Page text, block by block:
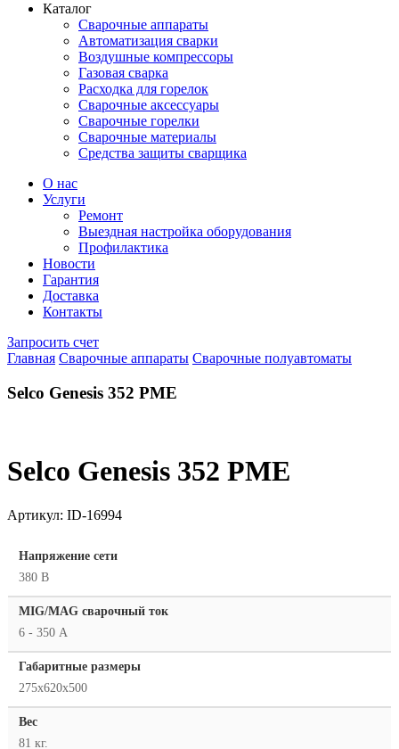
Каталог
Сварочные аппараты
Автоматизация сварки
Воздушные компрессоры
Газовая сварка
Расходка для горелок
Сварочные аксессуары
Сварочные горелки
Сварочные материалы
Средства защиты сварщика
О нас
Услуги
Ремонт
Выездная настройка оборудования
Профилактика
Новости
Гарантия
Доставка
Контакты
Запросить счет
Главная Сварочные аппараты Сварочные полуавтоматы
Selco Genesis 352 PME
Selco Genesis 352 PME
Артикул: ID-16994
Напряжение сети
380 В
MIG/MAG cварочный ток
6 - 350 А
Габаритные размеры
275x620x500
Вес
81 кг.